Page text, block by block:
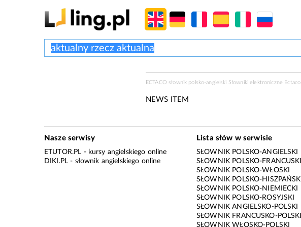
ECTACO słownik polsko-angielski Słowniki elektroniczne
NEWS ITEM
Nasze serwisy
ETUTOR.PL - kursy angielskiego online
DIKI.PL - słownik angielskiego online
Lista słów w serwisie
SŁOWNIK POLSKO-ANGIELSKI
SŁOWNIK POLSKO-FRANCUSKI
SŁOWNIK POLSKO-WŁOSKI
SŁOWNIK POLSKO-HISZPAŃSKI
SŁOWNIK POLSKO-NIEMIECKI
SŁOWNIK POLSKO-ROSYJSKI
SŁOWNIK ANGIELSKO-POLSKI
SŁOWNIK FRANCUSKO-POLSKI
SŁOWNIK WŁOSKO-POLSKI